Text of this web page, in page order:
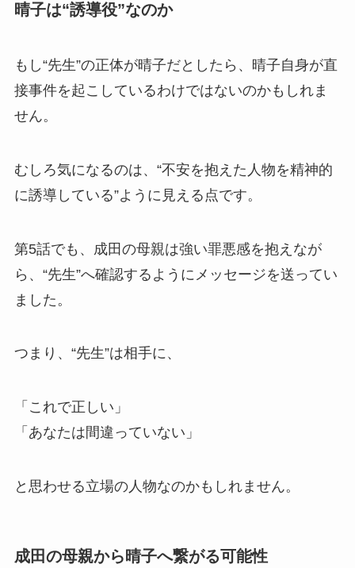
晴子は“誘導役”なのか
もし“先生”の正体が晴子だとしたら、晴子自身が直
接事件を起こしているわけではないのかもしれま
せん。
むしろ気になるのは、“不安を抱えた人物を精神的
に誘導している”ように見える点です。
第5話でも、成田の母親は強い罪悪感を抱えなが
ら、“先生”へ確認するようにメッセージを送ってい
ました。
つまり、“先生”は相手に、
「これで正しい」
「あなたは間違っていない」
と思わせる立場の人物なのかもしれません。
成田の母親から晴子へ繋がる可能性